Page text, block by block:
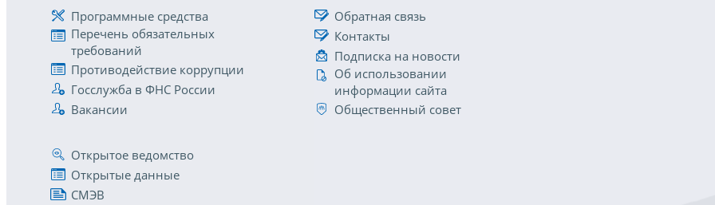
Программные средства
Перечень обязательных
требований
Противодействие коррупции
Госслужба в ФНС России
Вакансии
Обратная связь
Контакты
Подписка на новости
Об использовании
информации сайта
Общественный совет
Открытое ведомство
Открытые данные
СМЭВ